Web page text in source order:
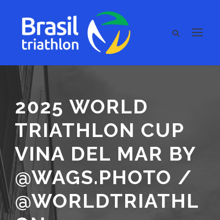
2025 WORLD
TRIATHLON CUP
VINA DEL MAR BY
@WAGS.PHOTO /
@WORLDTRIATHL